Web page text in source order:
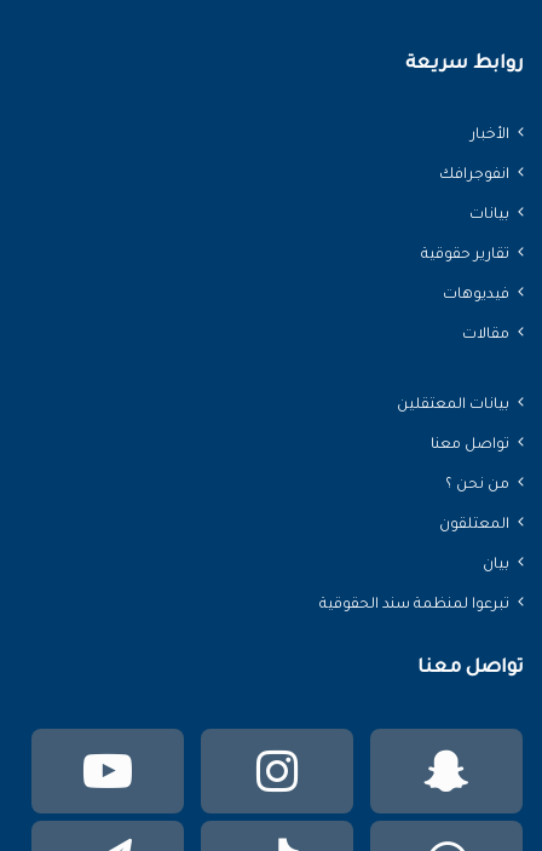
روابط سريعة
الأخبار
انفوجرافك
بيانات
تقارير حقوقية
فيديوهات
مقالات
بيانات المعتقلين
تواصل معنا
من نحن ؟
المعتلقون
بيان
تبرعوا لمنظمة سند الحقوقية
تواصل معنا
انستقرام
سناب